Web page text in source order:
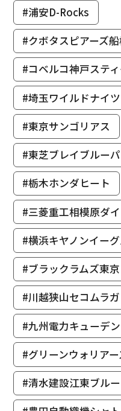
#浦安D-Rocks
#クボタスピアーズ
#コベルコ神戸ステ
#埼玉ワイルドナイツ
#東京サンゴリアス
#東芝ブレイブルー
#栃木ホンダヒート
#三菱重工相模原ダ
#横浜キヤノンイー
#ブラックラムズ東京
#川越狭山セコムラ
#九州電力キューデ
#グリーンウォリア
#清水建設江東ブル